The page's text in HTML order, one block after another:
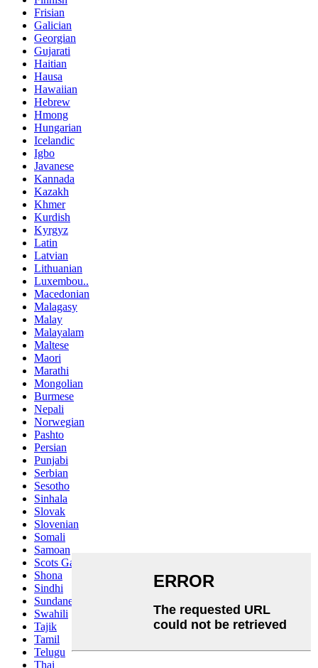
Frisian
Galician
Georgian
Gujarati
Haitian
Hausa
Hawaiian
Hebrew
Hmong
Hungarian
Icelandic
Igbo
Javanese
Kannada
Kazakh
Khmer
Kurdish
Kyrgyz
Latin
Latvian
Lithuanian
Luxembou..
Macedonian
Malagasy
Malay
Malayalam
Maltese
Maori
Marathi
Mongolian
Burmese
Nepali
Norwegian
Pashto
Persian
Punjabi
Serbian
Sesotho
Sinhala
Slovak
Slovenian
Somali
Samoan
Scots Gaelic
Shona
Sindhi
Sundanese
Swahili
Tajik
Tamil
Telugu
Thai